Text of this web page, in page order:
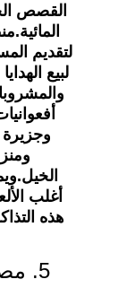
القصص
لتقديم
لبيع
وجزيرة
أغلب
هذه
5. مصنع الشوكولاته كراكوف